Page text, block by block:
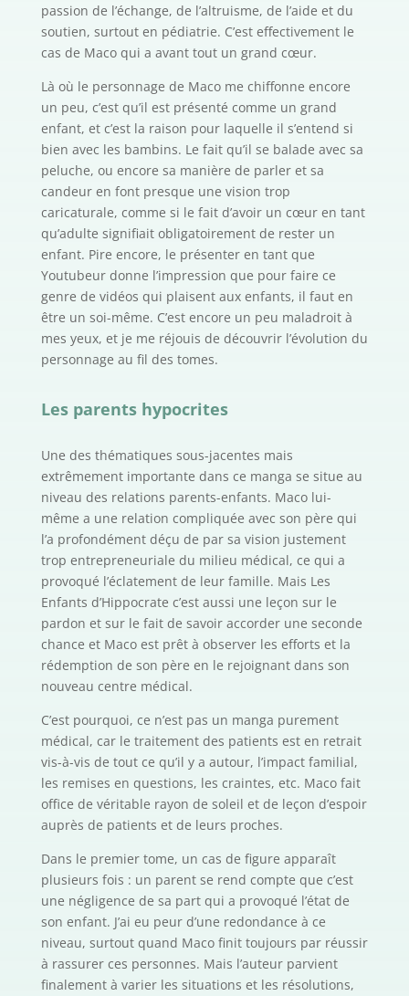
passion de l’échange, de l’altruisme, de l’aide et du
soutien, surtout en pédiatrie. C’est effectivement le
cas de Maco qui a avant tout un grand cœur.
Là où le personnage de Maco me chiffonne encore
un peu, c’est qu’il est présenté comme un grand
enfant, et c’est la raison pour laquelle il s’entend si
bien avec les bambins. Le fait qu’il se balade avec sa
peluche, ou encore sa manière de parler et sa
candeur en font presque une vision trop
caricaturale, comme si le fait d’avoir un cœur en tant
qu’adulte signifiait obligatoirement de rester un
enfant. Pire encore, le présenter en tant que
Youtubeur donne l’impression que pour faire ce
genre de vidéos qui plaisent aux enfants, il faut en
être un soi-même. C’est encore un peu maladroit à
mes yeux, et je me réjouis de découvrir l’évolution du
personnage au fil des tomes.
Les parents hypocrites
Une des thématiques sous-jacentes mais
extrêmement importante dans ce manga se situe au
niveau des relations parents-enfants. Maco lui-
même a une relation compliquée avec son père qui
l’a profondément déçu de par sa vision justement
trop entrepreneuriale du milieu médical, ce qui a
provoqué l’éclatement de leur famille. Mais Les
Enfants d’Hippocrate c’est aussi une leçon sur le
pardon et sur le fait de savoir accorder une seconde
chance et Maco est prêt à observer les efforts et la
rédemption de son père en le rejoignant dans son
nouveau centre médical.
C’est pourquoi, ce n’est pas un manga purement
médical, car le traitement des patients est en retrait
vis-à-vis de tout ce qu’il y a autour, l’impact familial,
les remises en questions, les craintes, etc. Maco fait
office de véritable rayon de soleil et de leçon d’espoir
auprès de patients et de leurs proches.
Dans le premier tome, un cas de figure apparaît
plusieurs fois : un parent se rend compte que c’est
une négligence de sa part qui a provoqué l’état de
son enfant. J’ai eu peur d’une redondance à ce
niveau, surtout quand Maco finit toujours par réussir
à rassurer ces personnes. Mais l’auteur parvient
finalement à varier les situations et les résolutions,